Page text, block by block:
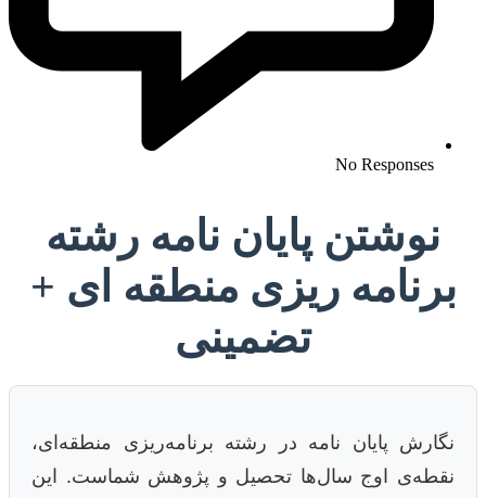
No Responses
نوشتن پایان نامه رشته
برنامه ریزی منطقه ای +
تضمینی
نگارش پایان نامه در رشته برنامه‌ریزی منطقه‌ای،
نقطه‌ی اوج سال‌ها تحصیل و پژوهش شماست. این